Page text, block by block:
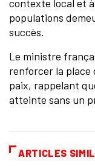
contexte local et à
populations
succès.
Le ministre
renforcer la place
paix, rappelant
atteinte sans un
ARTICLES